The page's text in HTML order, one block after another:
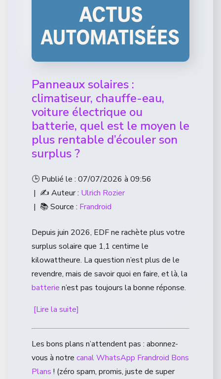
Panneaux solaires :
climatiseur, chauffe-eau,
voiture électrique ou
batterie, quel est le moyen le
plus rentable d’écouler son
surplus ?
🕒 Publié le : 07/07/2026 à 09:56
| ✍️ Auteur : Ulrich Rozier
| 📚 Source : Frandroid
Depuis juin 2026, EDF ne rachète plus votre
surplus solaire que 1,1 centime le
kilowattheure. La question n’est plus de le
revendre, mais de savoir quoi en faire, et là, la
batterie n’est pas toujours la bonne réponse.
[Lire la suite]
Les bons plans n’attendent pas : abonnez-
vous à notre canal WhatsApp Frandroid Bons
Plans ! (zéro spam, promis, juste de super